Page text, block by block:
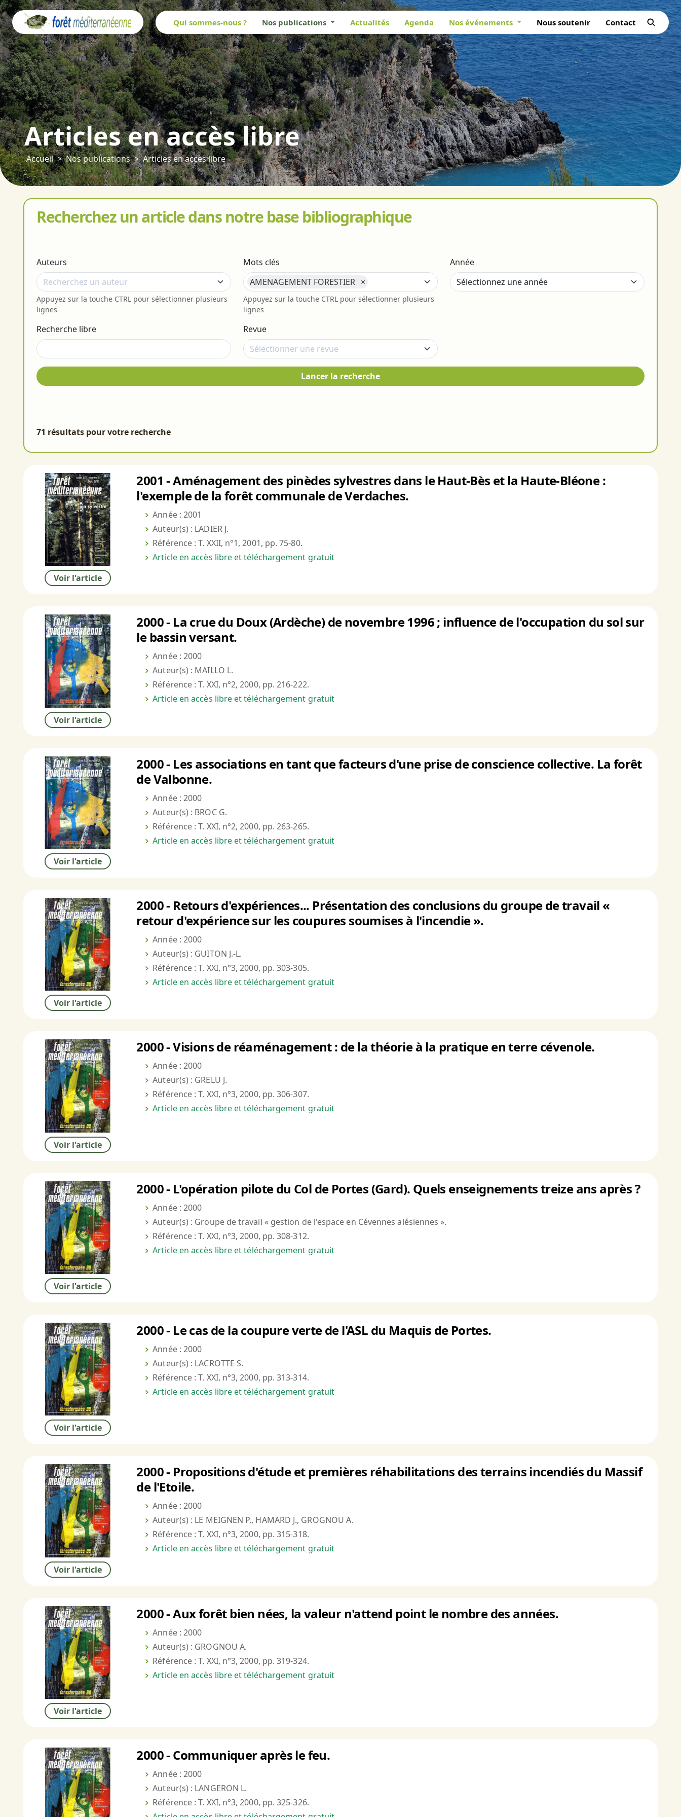
Qui sommes-nous ? Nos publications Actualités Agenda Nos événements Nous soutenir Contact
Articles en accès libre
Accueil Nos publications Articles en accès libre
Recherchez un article dans notre base bibliographique
Auteurs
Appuyez sur la touche CTRL pour sélectionner plusieurs
lignes
Mots clés
AMENAGEMENT FORESTIER ×
Appuyez sur la touche CTRL pour sélectionner plusieurs
lignes
Année
Recherche libre Revue
Lancer la recherche
71 résultats pour votre recherche
Voir l'article
2001 - Aménagement des pinèdes sylvestres dans le Haut-Bès et la Haute-Bléone :
l'exemple de la forêt communale de Verdaches.
Année : 2001
Auteur(s) : LADIER J.
Référence : T. XXII, n°1, 2001, pp. 75-80.
Article en accès libre et téléchargement gratuit
Voir l'article
2000 - La crue du Doux (Ardèche) de novembre 1996 ; influence de l'occupation du sol sur
le bassin versant.
Année : 2000
Auteur(s) : MAILLO L.
Référence : T. XXI, n°2, 2000, pp. 216-222.
Article en accès libre et téléchargement gratuit
Voir l'article
2000 - Les associations en tant que facteurs d'une prise de conscience collective. La forêt
de Valbonne.
Année : 2000
Auteur(s) : BROC G.
Référence : T. XXI, n°2, 2000, pp. 263-265.
Article en accès libre et téléchargement gratuit
Voir l'article
2000 - Retours d'expériences... Présentation des conclusions du groupe de travail «
retour d'expérience sur les coupures soumises à l'incendie ».
Année : 2000
Auteur(s) : GUITON J.-L.
Référence : T. XXI, n°3, 2000, pp. 303-305.
Article en accès libre et téléchargement gratuit
Voir l'article
2000 - Visions de réaménagement : de la théorie à la pratique en terre cévenole.
Année : 2000
Auteur(s) : GRELU J.
Référence : T. XXI, n°3, 2000, pp. 306-307.
Article en accès libre et téléchargement gratuit
Voir l'article
2000 - L'opération pilote du Col de Portes (Gard). Quels enseignements treize ans après ?
Année : 2000
Auteur(s) : Groupe de travail « gestion de l'espace en Cévennes alésiennes ».
Référence : T. XXI, n°3, 2000, pp. 308-312.
Article en accès libre et téléchargement gratuit
Voir l'article
2000 - Le cas de la coupure verte de l'ASL du Maquis de Portes.
Année : 2000
Auteur(s) : LACROTTE S.
Référence : T. XXI, n°3, 2000, pp. 313-314.
Article en accès libre et téléchargement gratuit
Voir l'article
2000 - Propositions d'étude et premières réhabilitations des terrains incendiés du Massif
de l'Etoile.
Année : 2000
Auteur(s) : LE MEIGNEN P., HAMARD J., GROGNOU A.
Référence : T. XXI, n°3, 2000, pp. 315-318.
Article en accès libre et téléchargement gratuit
Voir l'article
2000 - Aux forêt bien nées, la valeur n'attend point le nombre des années.
Année : 2000
Auteur(s) : GROGNOU A.
Référence : T. XXI, n°3, 2000, pp. 319-324.
Article en accès libre et téléchargement gratuit
2000 - Communiquer après le feu.
Année : 2000
Auteur(s) : LANGERON L.
Référence : T. XXI, n°3, 2000, pp. 325-326.
Panneau de gestion des cookies